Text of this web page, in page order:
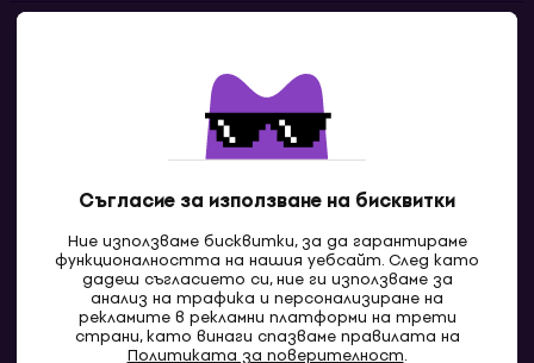
Съгласие за използване на бисквитки
Ние използваме бисквитки, за да гарантираме
функционалността на нашия уебсайт. След като
дадеш съгласието си, ние ги използваме за
анализ на трафика и персонализиране на
рекламите в рекламни платформи на трети
страни, като винаги спазваме правилата на
Политиката за поверителност.
Свържи се с нас
BG